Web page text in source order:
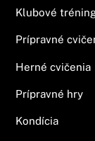
Klubové
Prípravné
Herné cvičenia
Prípravné hry
Kondícia